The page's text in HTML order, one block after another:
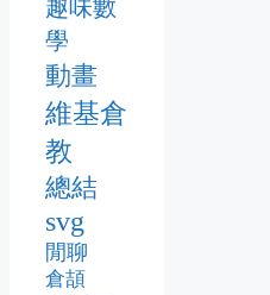
趣味數
學
動畫
維基倉
教
總結
svg
閒聊
倉頡